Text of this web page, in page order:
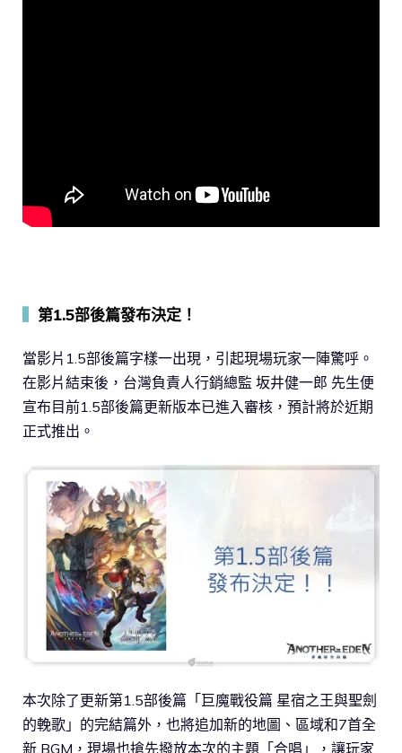
第1.5部後篇發布決定！
當影片1.5部後篇字樣一出現，引起現場玩家一陣驚呼。
在影片結束後，台灣負責人行銷總監 坂井健一郎 先生便
宣布目前1.5部後篇更新版本已進入審核，預計將於近期
正式推出。
本次除了更新第1.5部後篇「巨魔戰役篇 星宿之王與聖劍
的輓歌」的完結篇外，也將追加新的地圖、區域和7首全
新 BGM，現場也搶先撥放本次的主題「合唱」，讓玩家